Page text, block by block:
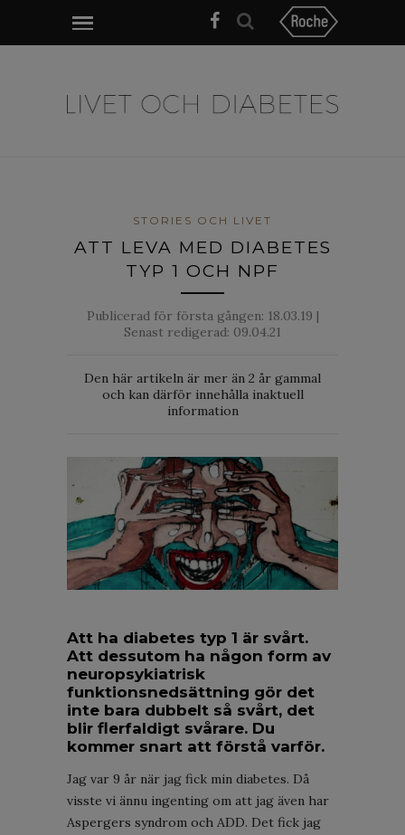
STORIES OCH LIVET
ATT LEVA MED DIABETES
TYP 1 OCH NPF
Publicerad för första gången: 18.03.19 |
Senast redigerad: 09.04.21
Den här artikeln är mer än 2 år gammal
och kan därför innehålla inaktuell
information
Att ha diabetes typ 1 är svårt.
Att dessutom ha någon form av
neuropsykiatrisk
funktionsnedsättning gör det
inte bara dubbelt så svårt, det
blir flerfaldigt svårare. Du
kommer snart att förstå varför.
Jag var 9 år när jag fick min diabetes. Då
visste vi ännu ingenting om att jag även har
Aspergers syndrom och ADD. Det fick jag